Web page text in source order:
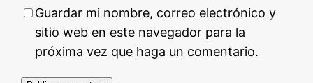
Guardar mi nombre, correo electrónico y
sitio web en este navegador para la
próxima vez que haga un comentario.